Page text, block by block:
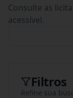
Consulte as
acessível.
Filtros
Refine sua